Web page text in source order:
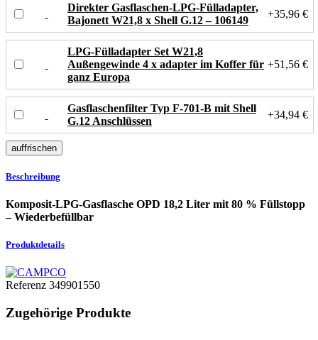
Direkter Gasflaschen-LPG-Fülladapter,
Bajonett W21,8 x Shell G.12 – 106149
+35,96 €
LPG-Fülladapter Set W21,8
Außengewinde 4 x adapter im Koffer für
ganz Europa
+51,56 €
Gasflaschenfilter Typ F-701-B mit Shell
G.12 Anschlüssen
+34,94 €
Beschreibung
Komposit-LPG-Gasflasche OPD 18,2 Liter mit 80 % Füllstopp
– Wiederbefüllbar
Produktdetails
Referenz 349901550
Zugehörige Produkte